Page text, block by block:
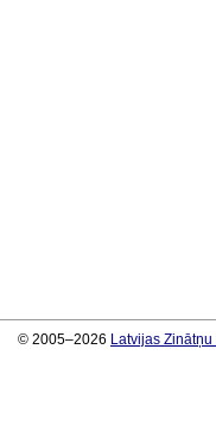
© 2005–2026 Latvijas